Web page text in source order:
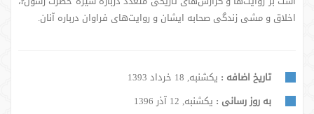
اخلاق و مشی زندگی صحابه ایشان و روایت‌های فراوان درباره آنان.
تاریخ اضافه : یکشنبه, 18 خرداد 1393
به روز رسانی : یکشنبه, 12 آذر 1396